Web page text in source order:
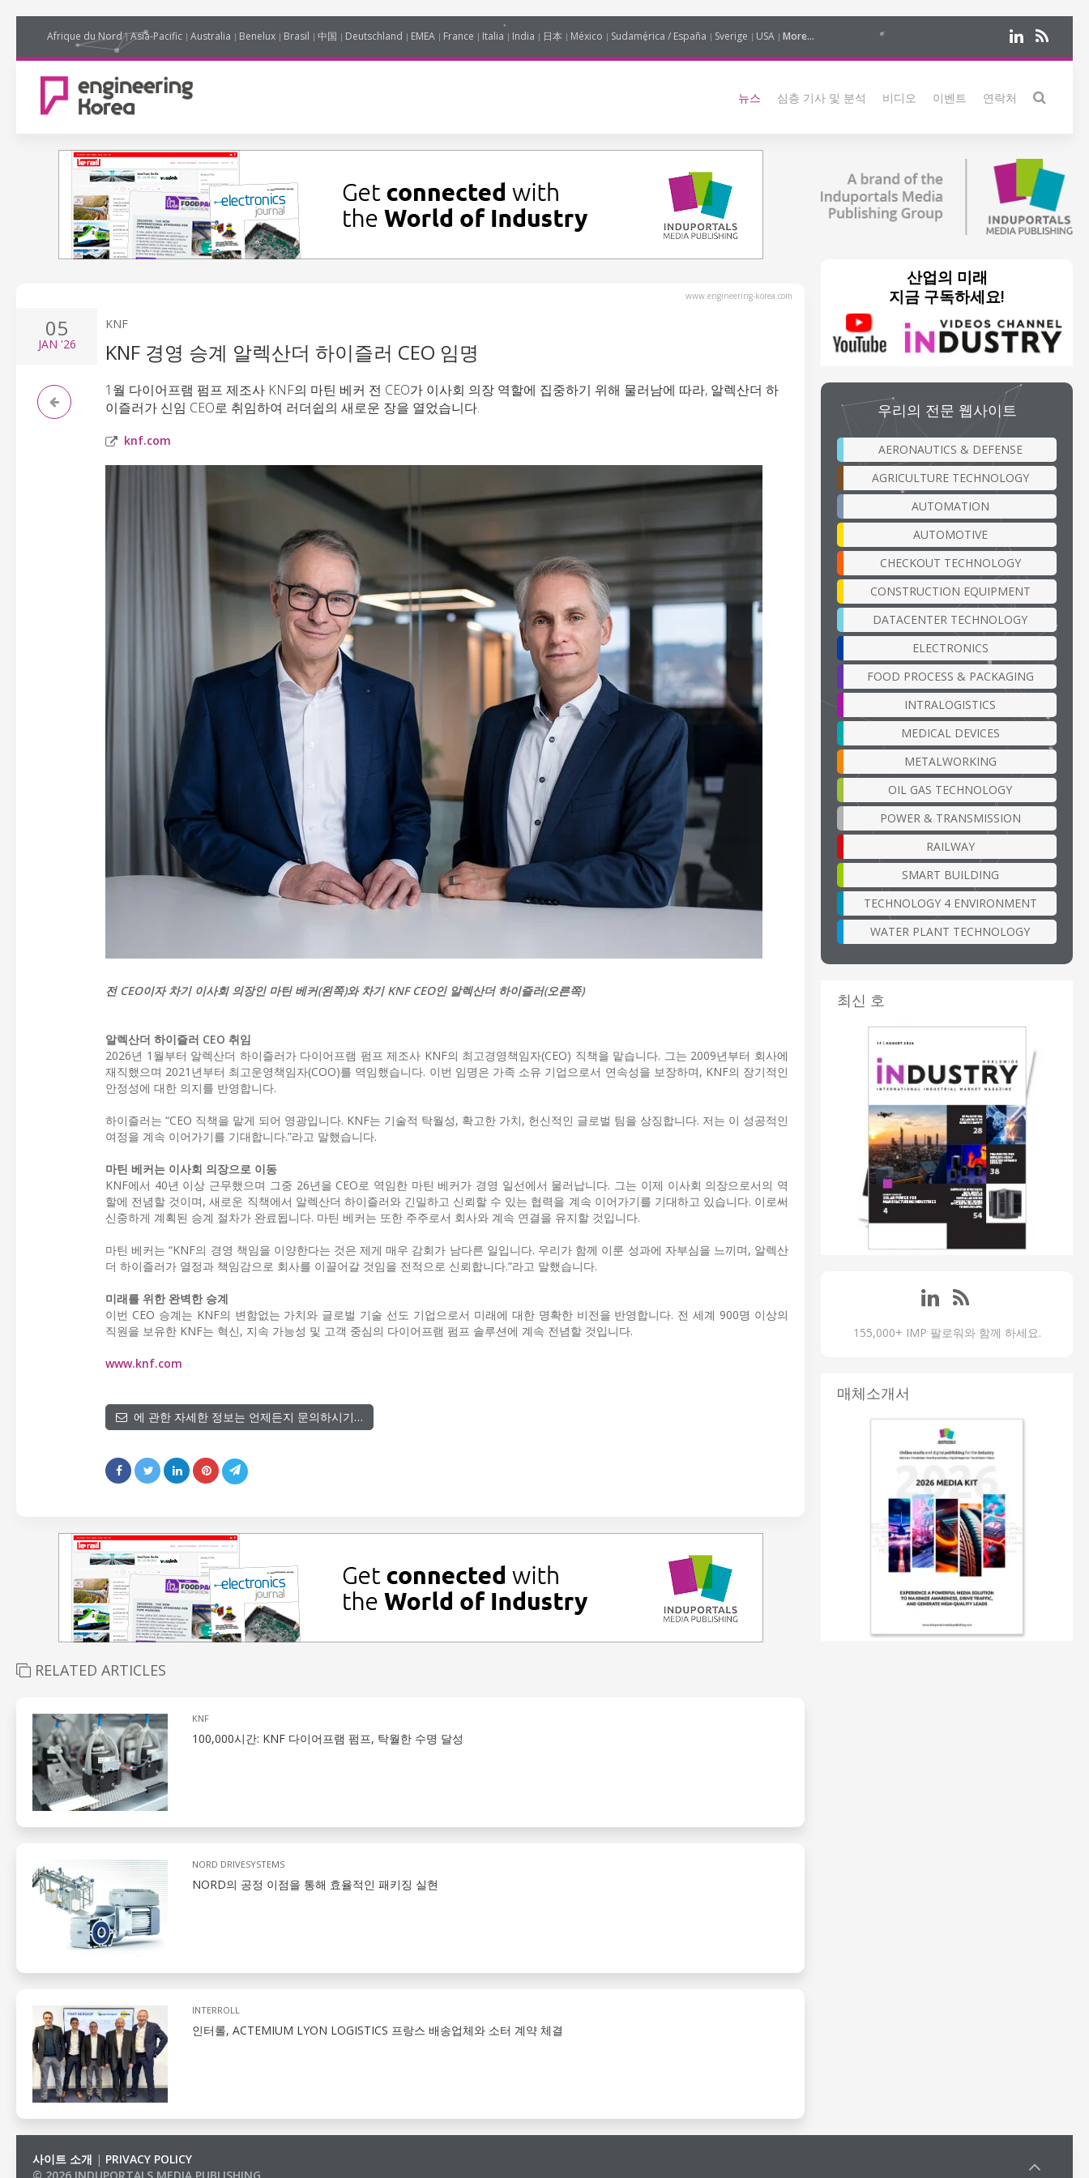
Afrique du Nord Asia-Pacific Australia Benelux Brasil 中国 Deutschland EMEA France Italia India 日本 México Sudamérica / España Sverige USA More...
뉴스 심층 기사 및 분석 비디오 이벤트 연락처
www.engineering-korea.com
05
JAN '26
KNF
KNF 경영 승계 알렉산더 하이즐러 CEO 임명
1월 다이어프램 펌프 제조사 KNF의 마틴 베커 전 CEO가 이사회 의장 역할에 집중하기 위해 물러남에 따라, 알렉산더 하
이즐러가 신임 CEO로 취임하여 러더쉽의 새로운 장을 열었습니다.
knf.com
전 CEO이자 차기 이사회 의장인 마틴 베커(왼쪽)와 차기 KNF CEO인 알렉산더 하이즐러(오른쪽)
알렉산더 하이즐러 CEO 취임
2026년 1월부터 알렉산더 하이즐러가 다이어프램 펌프 제조사 KNF의 최고경영책임자(CEO) 직책을 맡습니다. 그는 2009년부터 회사에
재직했으며 2021년부터 최고운영책임자(COO)를 역임했습니다. 이번 임명은 가족 소유 기업으로서 연속성을 보장하며, KNF의 장기적인
안정성에 대한 의지를 반영합니다.
하이즐러는 “CEO 직책을 맡게 되어 영광입니다. KNF는 기술적 탁월성, 확고한 가치, 헌신적인 글로벌 팀을 상징합니다. 저는 이 성공적인
여정을 계속 이어가기를 기대합니다.”라고 말했습니다.
마틴 베커는 이사회 의장으로 이동
KNF에서 40년 이상 근무했으며 그중 26년을 CEO로 역임한 마틴 베커가 경영 일선에서 물러납니다. 그는 이제 이사회 의장으로서의 역
할에 전념할 것이며, 새로운 직책에서 알렉산더 하이즐러와 긴밀하고 신뢰할 수 있는 협력을 계속 이어가기를 기대하고 있습니다. 이로써
신중하게 계획된 승계 절차가 완료됩니다. 마틴 베커는 또한 주주로서 회사와 계속 연결을 유지할 것입니다.
마틴 베커는 “KNF의 경영 책임을 이양한다는 것은 제게 매우 감회가 남다른 일입니다. 우리가 함께 이룬 성과에 자부심을 느끼며, 알렉산
더 하이즐러가 열정과 책임감으로 회사를 이끌어갈 것임을 전적으로 신뢰합니다.”라고 말했습니다.
미래를 위한 완벽한 승계
이번 CEO 승계는 KNF의 변함없는 가치와 글로벌 기술 선도 기업으로서 미래에 대한 명확한 비전을 반영합니다. 전 세계 900명 이상의
직원을 보유한 KNF는 혁신, 지속 가능성 및 고객 중심의 다이어프램 펌프 솔루션에 계속 전념할 것입니다.
www.knf.com
에 관한 자세한 정보는 언제든지 문의하시기…
RELATED ARTICLES
KNF
100,000시간: KNF 다이어프램 펌프, 탁월한 수명 달성
NORD DRIVESYSTEMS
NORD의 공정 이점을 통해 효율적인 패키징 실현
INTERROLL
인터롤, ACTEMIUM LYON LOGISTICS 프랑스 배송업체와 소터 계약 체결
산업의 미래
지금 구독하세요!
우리의 전문 웹사이트
AERONAUTICS & DEFENSE
AGRICULTURE TECHNOLOGY
AUTOMATION
AUTOMOTIVE
CHECKOUT TECHNOLOGY
CONSTRUCTION EQUIPMENT
DATACENTER TECHNOLOGY
ELECTRONICS
FOOD PROCESS & PACKAGING
INTRALOGISTICS
MEDICAL DEVICES
METALWORKING
OIL GAS TECHNOLOGY
POWER & TRANSMISSION
RAILWAY
SMART BUILDING
TECHNOLOGY 4 ENVIRONMENT
WATER PLANT TECHNOLOGY
최신 호
155,000+ IMP 팔로워와 함께 하세요.
매체소개서
사이트 소개 | PRIVACY POLICY